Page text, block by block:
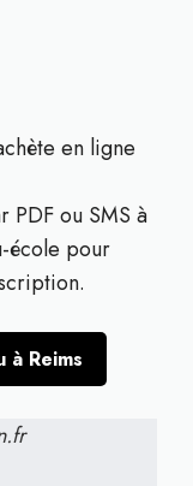
en ligne
PDF ou SMS à
école pour
à Reims